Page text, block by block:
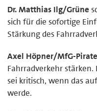
Dr. Matthias Ilg/Grüne
sich für die sofortige
Stärkung des
Axel Höpner/MfG-
Fahrradverkehr stärken.
sei kritisch, wenn das
werde.